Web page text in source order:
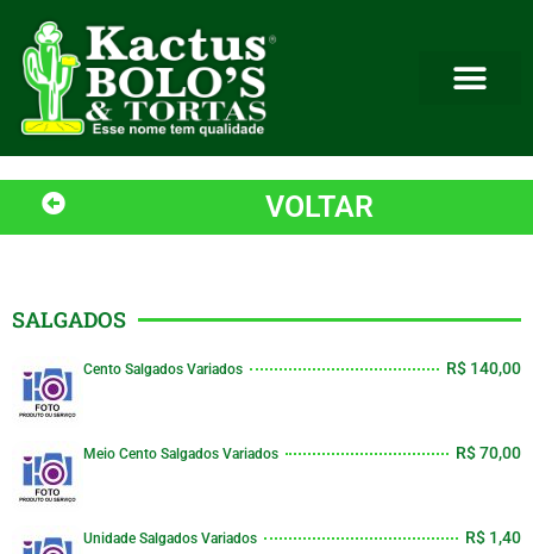
VOLTAR
SALGADOS
Cento Salgados Variados R$ 140,00
Meio Cento Salgados Variados R$ 70,00
Unidade Salgados Variados R$ 1,40